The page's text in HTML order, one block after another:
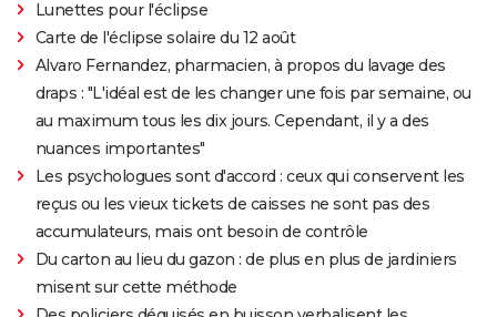
Lunettes pour l'éclipse
Carte de l'éclipse solaire du 12 août
Alvaro Fernandez, pharmacien, à propos du lavage des
draps : "L'idéal est de les changer une fois par semaine, ou
au maximum tous les dix jours. Cependant, il y a des
nuances importantes"
Les psychologues sont d'accord : ceux qui conservent les
reçus ou les vieux tickets de caisses ne sont pas des
accumulateurs, mais ont besoin de contrôle
Du carton au lieu du gazon : de plus en plus de jardiniers
misent sur cette méthode